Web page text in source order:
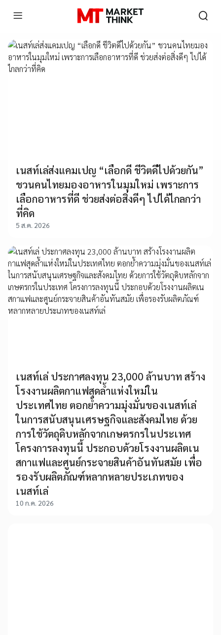
เนสท์เล่ส่งแคมเปญ “เลือกดี ชีวิตดีไปด้วยกัน”
ชวนคนไทยมองอาหารในมุมใหม่ เพราะการ
เลือกอาหารที่ดี ช่วยส่งต่อสิ่งดีๆ ไปได้ไกลกว่า
ที่คิด
5 ส.ค. 2026
เนสท์เล่ ประกาศลงทุน 23,000 ล้านบาท สร้าง
โรงงานผลิตกาแฟสุดล้ำแห่งใหม่ใน
ประเทศไทย ตอกย้ำความมุ่งมั่นของเนสท์เล่
ในการสนับสนุนเศรษฐกิจและสังคมไทย ด้วย
การใช้วัตถุดิบหลักจากเกษตรกรในประเทศ
โครงการลงทุนนี้ ประกอบด้วยโรงงานผลิตเน
สกาแฟและศูนย์กระจายสินค้าอันทันสมัย เพื่อ
รองรับผลิตภัณฑ์หลากหลายประเภทของ
เนสท์เล่
10 ก.ค. 2026